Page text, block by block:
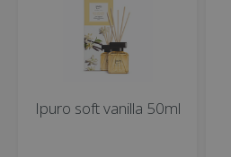
Ipuro soft vanilla 50ml